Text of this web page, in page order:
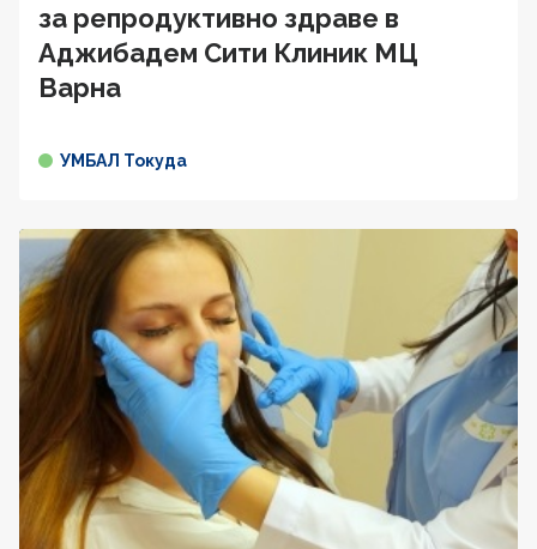
за репродуктивно здраве в
Аджибадем Сити Клиник МЦ
Варна
УМБАЛ Токуда